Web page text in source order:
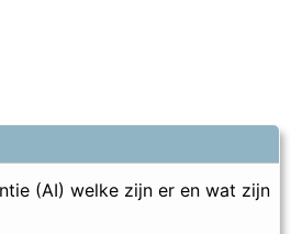
(AI) welke zijn er en wat zijn